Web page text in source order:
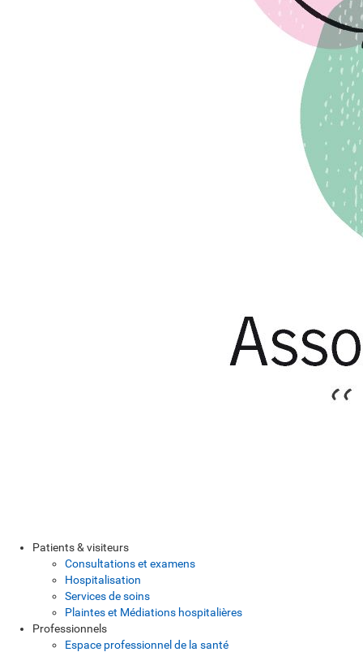
Patients & visiteurs
Consultations et examens
Hospitalisation
Services de soins
Plaintes et Médiations hospitalières
Professionnels
Espace professionnel de la santé